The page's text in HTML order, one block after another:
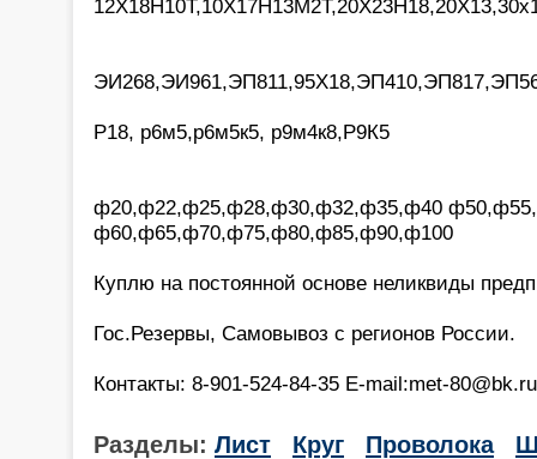
Р18, р6м5,р6м5к5, р9м4к8,Р9К5
ф20,ф22,ф25,ф28,ф30,ф32,ф35,ф40
ф60,ф65,ф70,ф75,ф80,ф85,ф90,ф100
Куплю на постоянной основе неликвиды
Гос.Резервы, Самовывоз с регионов России.
Контакты: 8-901-524-84-35 E-mail:met-80@bk.ru
Разделы: Лист Круг Проволока